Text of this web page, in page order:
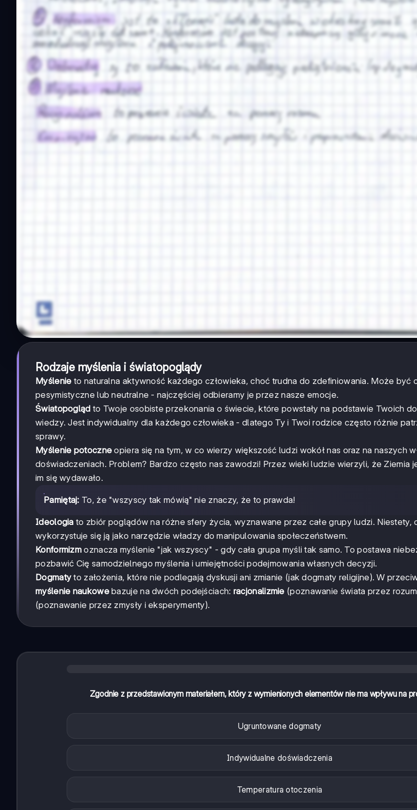
Rodzaje myślenia i światopoglądy
Myślenie to naturalna aktywność każdego człowieka, choć trudna do zdefiniowania. Może być
pesymistyczne lub neutralne - najczęściej odbieramy je przez nasze emocje.
Światopogląd to Twoje osobiste przekonania o świecie, które powstały na podstawie Twoich
wiedzy. Jest indywidualny dla każdego człowieka - dlatego Ty i Twoi rodzice często różnie
sprawy.
Myślenie potoczne opiera się na tym, w co wierzy większość ludzi wokół nas oraz na naszych
doświadczeniach. Problem? Bardzo często nas zawodzi! Przez wieki ludzie wierzyli, że Ziemia
im się wydawało.
Pamiętaj: To, że "wszyscy tak mówią" nie znaczy, że to prawda!
Ideologia to zbiór poglądów na różne sfery życia, wyznawane przez całe grupy ludzi. Niestety,
wykorzystuje się ją jako narzędzie władzy do manipulowania społeczeństwem.
Konformizm oznacza myślenie "jak wszyscy" - gdy cała grupa myśli tak samo. To postawa
pozbawić Cię samodzielnego myślenia i umiejętności podejmowania własnych decyzji.
Dogmaty to założenia, które nie podlegają dyskusji ani zmianie (jak dogmaty religijne). W
myślenie naukowebazuje na dwóch podejściach: racjonalizmie (poznawanie świata przez
(poznawanie przez zmysły i eksperymenty).
Zgodnie z przedstawionym materiałem, który z wymienionych elementów nie ma wpływu na
Ugruntowane dogmaty
Indywidualne doświadczenia
Temperatura otoczenia